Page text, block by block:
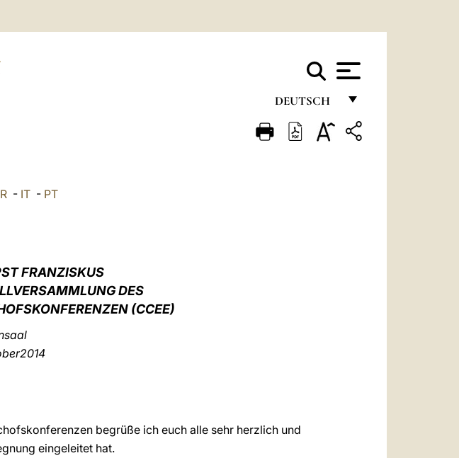
DEUTSCH
FRANÇAIS
- IT - PT
FRANZISKUS
DES
(CCEE)
begrüße ich euch alle sehr herzlich und
eingeleitet hat.